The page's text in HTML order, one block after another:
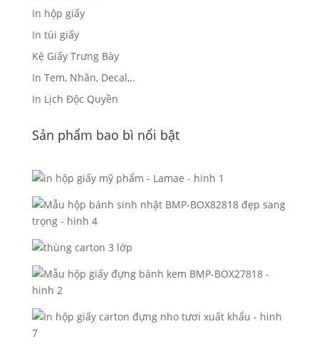
In hộp giấy
In túi giấy
Kệ Giấy Trưng Bày
In Tem, Nhãn, Decal,..
In Lịch Độc Quyền
Sản phẩm bao bì nổi bật